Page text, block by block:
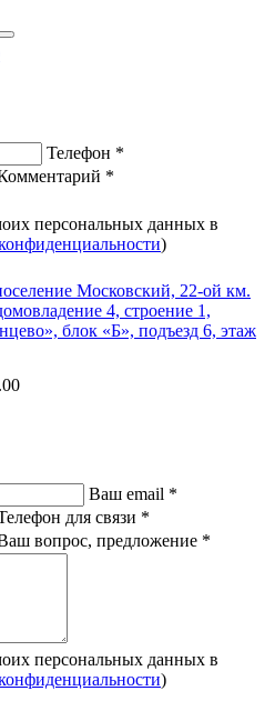
Телефон *
*
персональных данных в
)
Московский, 22-ой км.
4, строение 1,
блок «Б», подъезд 6, этаж
Ваш email *
для связи *
вопрос, предложение *
персональных данных в
)